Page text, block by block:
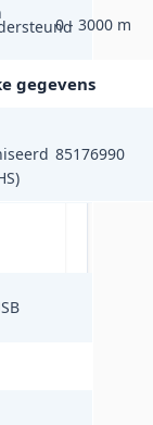
0 - 3000 m
gegevens
85176990